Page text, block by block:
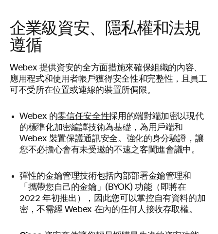
企業級資安、隱私權和法規
遵循
Webex 提供資安的全方面措施來確保組織的內容、
應用程式和使用者帳戶獲得安全性和完整性，且員工
可不受所在位置或連線的裝置所侷限。
Webex 的零信任安全性採用的端對端加密以現代
的標準化加密編譯技術為基礎，為用戶端和
Webex 裝置保護通訊安全。強化的身分驗證，讓
您不必擔心會有未受邀的不速之客闖進會議中。
彈性的金鑰管理技術包括內部部署金鑰管理和
「攜帶您自己的金鑰」(BYOK) 功能（即將在
2022 年初推出），因此您可以掌控自有資料的加
密，不需經 Webex 在內的任何人接收存取權。